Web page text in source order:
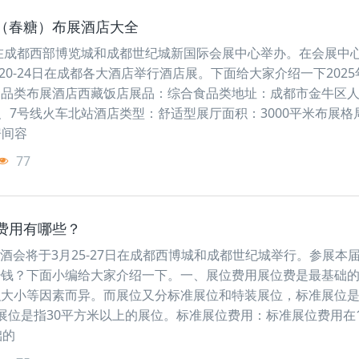
春糖）布展酒店大全
都西部博览城和成都世纪城新国际会展中心举办。在会展中
24日在成都各大酒店举行酒店展。下面给大家介绍一下2025
类布展酒店西藏饭店展品：综合食品类地址：成都市金牛区
7号线火车北站酒店类型：舒适型展厅面积：3000平米布展格
容
77
用有哪些？
会将于3月25-27日在成都西博城和成都世纪城举行。参展本
？下面小编给大家介绍一下。‌一、展位费用展位费是最基础
小等因素而异。‌而展位又分标准展位和特装展位，标准展位
位是指30平方米以上的展位。标准展位费用：标准展位费用